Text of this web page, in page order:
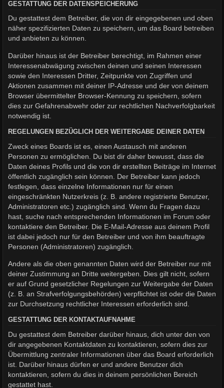
GESTATTUNG DER DATENSPEICHERUNG
Du gestattest dem Betreiber, die von dir eingegebenen und oben
näher spezifizierten Daten zu speichern, um das Board betreiben
und anbieten zu können.
Darüber hinaus ist der Betreiber berechtigt, im Rahmen einer
Interessenabwägung zwischen deinen und seinen Interessen
sowie den Interessen Dritter, Zeitpunkte von Zugriffen und
Aktionen zusammen mit deiner IP-Adresse und der von deinem
Browser übermittelter Browser-Kennung zu speichern, sofern
dies zur Gefahrenabwehr oder zur rechtlichen Nachverfolgbarkeit
notwendig ist.
REGELUNGEN BEZÜGLICH DER WEITERGABE DEINER DATEN
Zweck eines Boards ist es, einen Austausch mit anderen
Personen zu ermöglichen. Du bist dir daher bewusst, dass die
Daten deines Profils und die von dir erstellten Beiträge im Internet
öffentlich zugänglich sein können. Der Betreiber kann jedoch
festlegen, dass einzelne Informationen nur für einen
eingeschränkten Nutzerkreis (z. B. andere registrierte Benutzer,
Administratoren etc.) zugänglich sind. Wenn du Fragen dazu
hast, suche nach entsprechenden Informationen im Forum oder
kontaktiere den Betreiber. Die E-Mail-Adresse aus deinem Profil
ist dabei jedoch nur für den Betreiber und von ihm beauftragte
Personen (Administratoren) zugänglich.
Andere als die oben genannten Daten wird der Betreiber nur mit
deiner Zustimmung an Dritte weitergeben. Dies gilt nicht, sofern
er auf Grund gesetzlicher Regelungen zur Weitergabe der Daten
(z. B. an Strafverfolgungsbehörden) verpflichtet ist oder die Daten
zur Durchsetzung rechtlicher Interessen erforderlich sind.
GESTATTUNG DER KONTAKTAUFNAHME
Du gestattest dem Betreiber darüber hinaus, dich unter den von
dir angegebenen Kontaktdaten zu kontaktieren, sofern dies zur
Übermittlung zentraler Informationen über das Board erforderlich
ist. Darüber hinaus dürfen er und andere Benutzer dich
kontaktieren, sofern du dies in deinem persönlichen Bereich
gestattet hast.